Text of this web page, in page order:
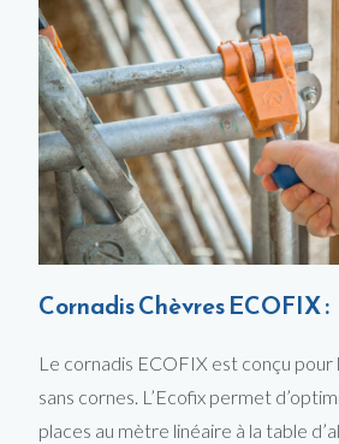
Cornadis Chèvres ECOFIX :
Le cornadis ECOFIX est conçu
sans cornes. L’Ecofix permet
places au mètre linéaire à la table